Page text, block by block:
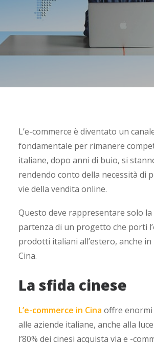
L’e-commerce è diventato un
fondamentale per rimanere
italiane, dopo anni di buio, si
rendendo conto della necessità di
vie della vendita online.
Questo deve rappresentare solo la
partenza di un progetto che porti
prodotti italiani all’estero, anche in
Cina.
La sfida cinese
L’e-commerce in Cina offre
alle aziende italiane, anche alla
l’80% dei cinesi acquista via e -